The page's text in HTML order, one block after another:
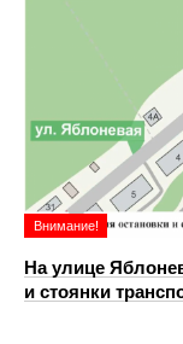
Внимание!
На улице
и стоянки